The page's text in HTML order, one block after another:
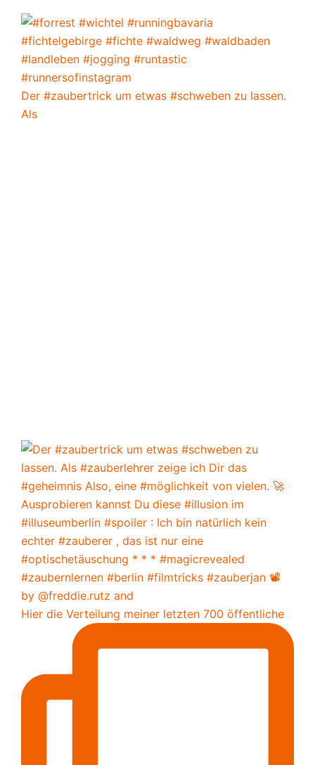
Der #zaubertrick um etwas #schweben zu lassen.
Als
Hier die Verteilung meiner letzten 700 öffentliche